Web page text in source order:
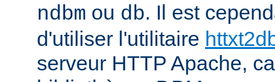
ndbm ou db. Il est
d'utiliser l'utilitaire
serveur HTTP Apache,